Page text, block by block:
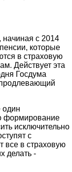
с 2014
которые
в страховую
Действует эта
Госдума
один
формирование
исключительно
с
все в страховую
делать -